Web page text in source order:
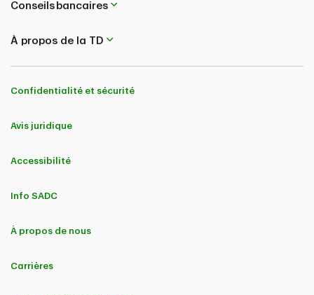
Conseils bancaires
À propos de la TD
Confidentialité et sécurité
Avis juridique
Accessibilité
Info SADC
À propos de nous
Carrières